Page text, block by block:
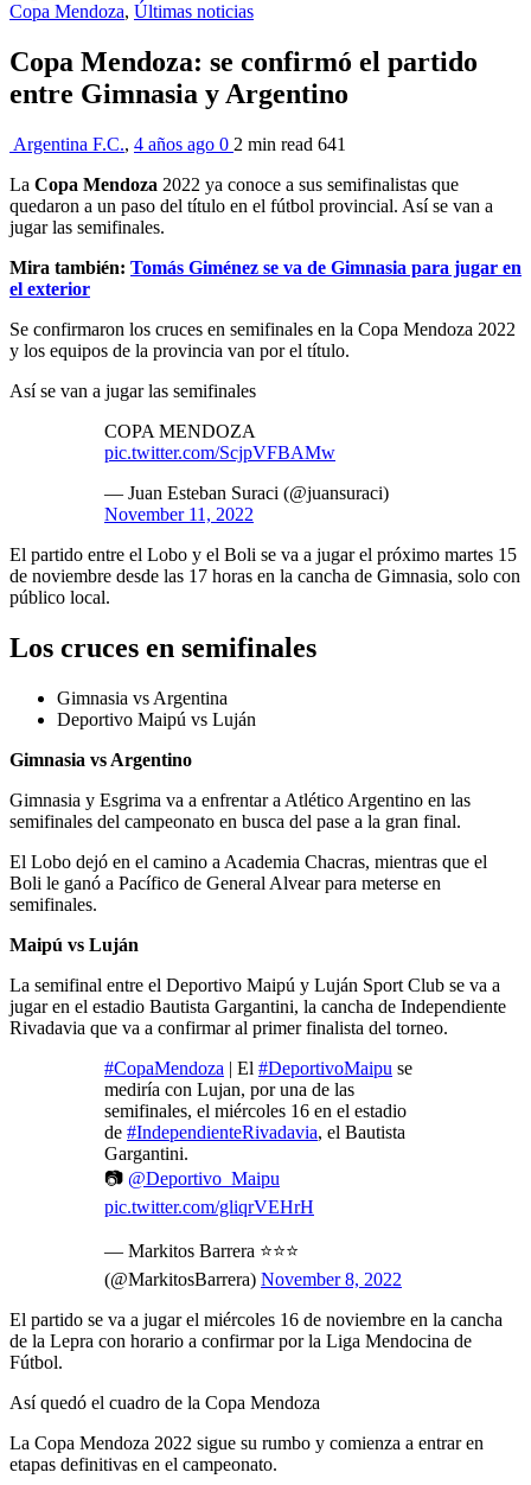
Copa Mendoza, Últimas noticias
Copa Mendoza: se confirmó el partido
entre Gimnasia y Argentino
Argentina F.C., 4 años ago 0 2 min read 641
La Copa Mendoza 2022 ya conoce a sus semifinalistas que
quedaron a un paso del título en el fútbol provincial. Así se van a
jugar las semifinales.
Mira también: Tomás Giménez se va de Gimnasia para jugar en
el exterior
Se confirmaron los cruces en semifinales en la Copa Mendoza 2022
y los equipos de la provincia van por el título.
Así se van a jugar las semifinales
COPA MENDOZA
pic.twitter.com/ScjpVFBAMw
— Juan Esteban Suraci (@juansuraci)
November 11, 2022
El partido entre el Lobo y el Boli se va a jugar el próximo martes 15
de noviembre desde las 17 horas en la cancha de Gimnasia, solo con
público local.
Los cruces en semifinales
Gimnasia vs Argentina
Deportivo Maipú vs Luján
Gimnasia vs Argentino
Gimnasia y Esgrima va a enfrentar a Atlético Argentino en las
semifinales del campeonato en busca del pase a la gran final.
El Lobo dejó en el camino a Academia Chacras, mientras que el
Boli le ganó a Pacífico de General Alvear para meterse en
semifinales.
Maipú vs Luján
La semifinal entre el Deportivo Maipú y Luján Sport Club se va a
jugar en el estadio Bautista Gargantini, la cancha de Independiente
Rivadavia que va a confirmar al primer finalista del torneo.
#CopaMendoza | El #DeportivoMaipu se
mediría con Lujan, por una de las
semifinales, el miércoles 16 en el estadio
de #IndependienteRivadavia, el Bautista
Gargantini.
📷 @Deportivo_Maipu
pic.twitter.com/gliqrVEHrH
— Markitos Barrera ⭐️⭐️⭐️
(@MarkitosBarrera) November 8, 2022
El partido se va a jugar el miércoles 16 de noviembre en la cancha
de la Lepra con horario a confirmar por la Liga Mendocina de
Fútbol.
Así quedó el cuadro de la Copa Mendoza
La Copa Mendoza 2022 sigue su rumbo y comienza a entrar en
etapas definitivas en el campeonato.